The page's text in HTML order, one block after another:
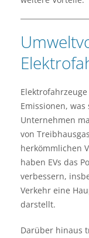
Emissionen,
Unternehmen
von
herkömmlichen
haben EVs das
verbessern,
Verkehr eine
darstellt.
Darüber hinaus